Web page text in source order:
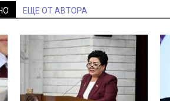
ЕЩЕ ОТ АВТОРА